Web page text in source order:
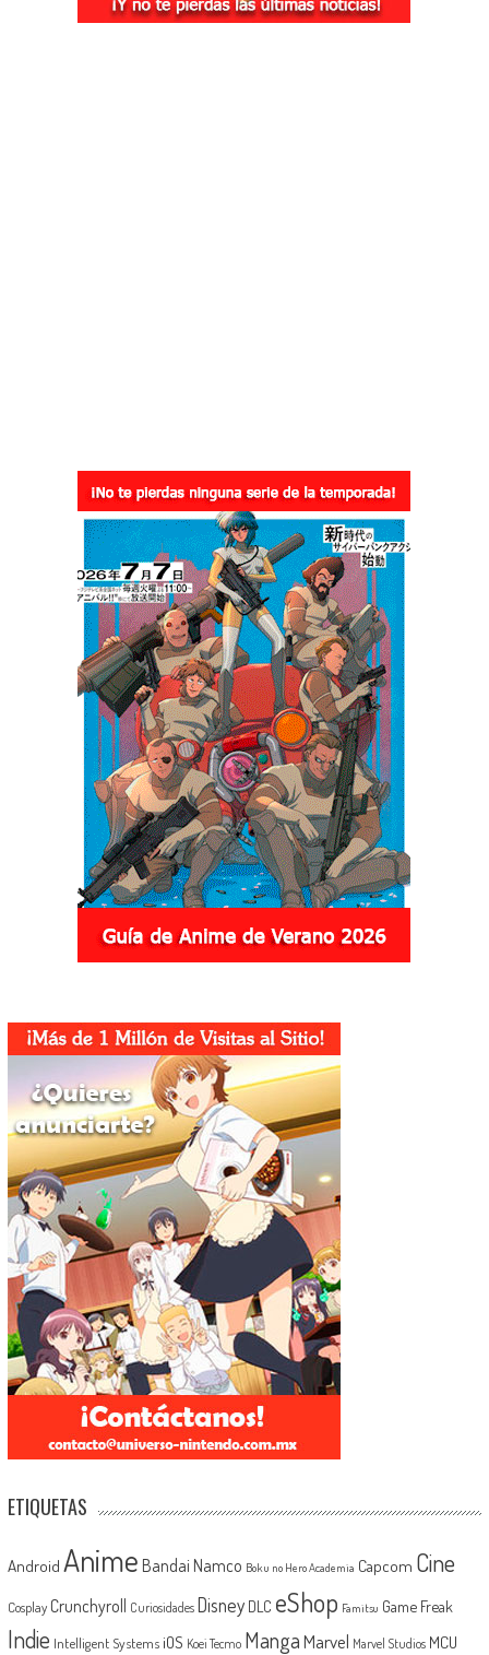
ETIQUETAS
Android Anime Bandai Namco Boku no Hero Academia Capcom Cine
Cosplay Crunchyroll Curiosidades Disney DLC eShop Famitsu Game Freak
Indie Intelligent Systems iOS Koei Tecmo MangaMarvel Marvel Studios MCU